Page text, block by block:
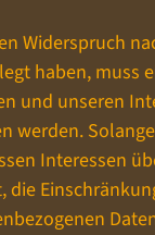
Widerspruch
haben, muss
und unseren
werden.
Interessen
die